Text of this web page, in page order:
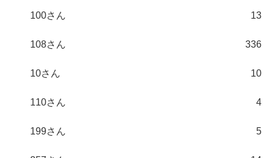
100さん 13
108さん 336
10さん 10
110さん 4
199さん 5